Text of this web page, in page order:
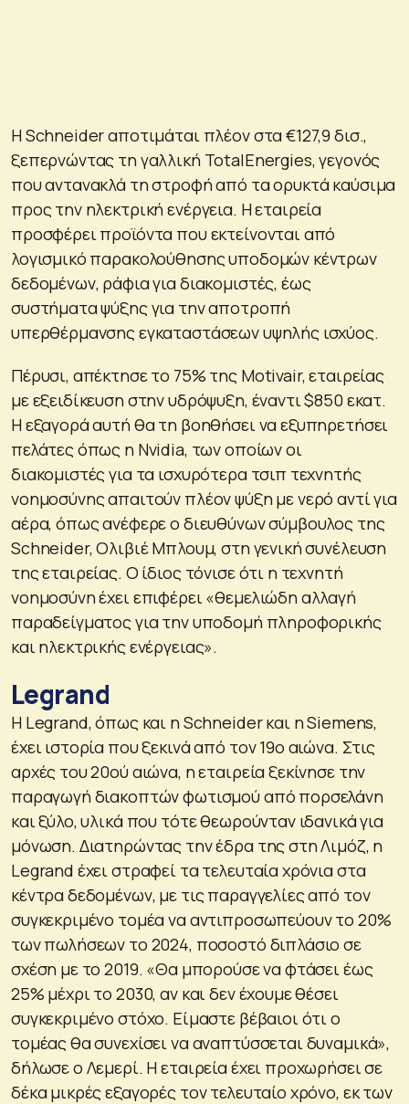
Η Schneider αποτιμάται πλέον στα €127,9 δισ.,
ξεπερνώντας τη γαλλική TotalEnergies, γεγονός
που αντανακλά τη στροφή από τα ορυκτά καύσιμα
προς την ηλεκτρική ενέργεια. Η εταιρεία
προσφέρει προϊόντα που εκτείνονται από
λογισμικό παρακολούθησης υποδομών κέντρων
δεδομένων, ράφια για διακομιστές, έως
συστήματα ψύξης για την αποτροπή
υπερθέρμανσης εγκαταστάσεων υψηλής ισχύος.
Πέρυσι, απέκτησε το 75% της Motivair, εταιρείας
με εξειδίκευση στην υδρόψυξη, έναντι $850 εκατ.
Η εξαγορά αυτή θα τη βοηθήσει να εξυπηρετήσει
πελάτες όπως η Nvidia, των οποίων οι
διακομιστές για τα ισχυρότερα τσιπ τεχνητής
νοημοσύνης απαιτούν πλέον ψύξη με νερό αντί για
αέρα, όπως ανέφερε ο διευθύνων σύμβουλος της
Schneider, Ολιβιέ Μπλουμ, στη γενική συνέλευση
της εταιρείας. Ο ίδιος τόνισε ότι η τεχνητή
νοημοσύνη έχει επιφέρει «θεμελιώδη αλλαγή
παραδείγματος για την υποδομή πληροφορικής
και ηλεκτρικής ενέργειας».
Legrand
Η Legrand, όπως και η Schneider και η Siemens,
έχει ιστορία που ξεκινά από τον 19ο αιώνα. Στις
αρχές του 20ού αιώνα, η εταιρεία ξεκίνησε την
παραγωγή διακοπτών φωτισμού από πορσελάνη
και ξύλο, υλικά που τότε θεωρούνταν ιδανικά για
μόνωση. Διατηρώντας την έδρα της στη Λιμόζ, η
Legrand έχει στραφεί τα τελευταία χρόνια στα
κέντρα δεδομένων, με τις παραγγελίες από τον
συγκεκριμένο τομέα να αντιπροσωπεύουν το 20%
των πωλήσεων το 2024, ποσοστό διπλάσιο σε
σχέση με το 2019. «Θα μπορούσε να φτάσει έως
25% μέχρι το 2030, αν και δεν έχουμε θέσει
συγκεκριμένο στόχο. Είμαστε βέβαιοι ότι ο
τομέας θα συνεχίσει να αναπτύσσεται δυναμικά»,
δήλωσε ο Λεμερί. Η εταιρεία έχει προχωρήσει σε
δέκα μικρές εξαγορές τον τελευταίο χρόνο, εκ των